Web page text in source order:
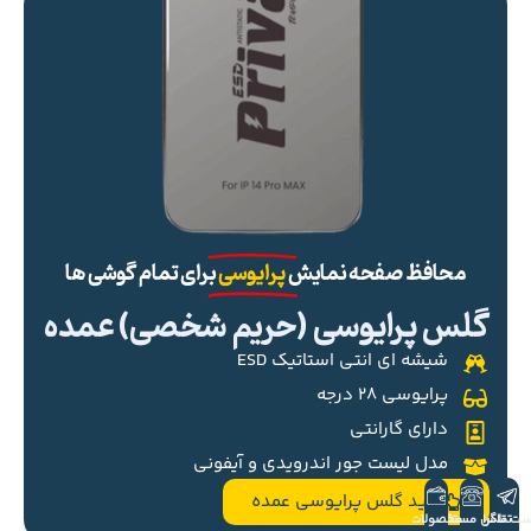
محافظ صفحه نمایشپرایوسیبرای تمام گوشی ها
گلس پرایوسی (حریم شخصی) عمده
شیشه ای انتی استاتیک ESD
پرایوسی ۲۸ درجه
دارای گارانتی
مدل لیست جور اندرویدی و آیفونی
خرید گلس پرایوسی عمده
تلگرام
تماس مستقیم
محصولات